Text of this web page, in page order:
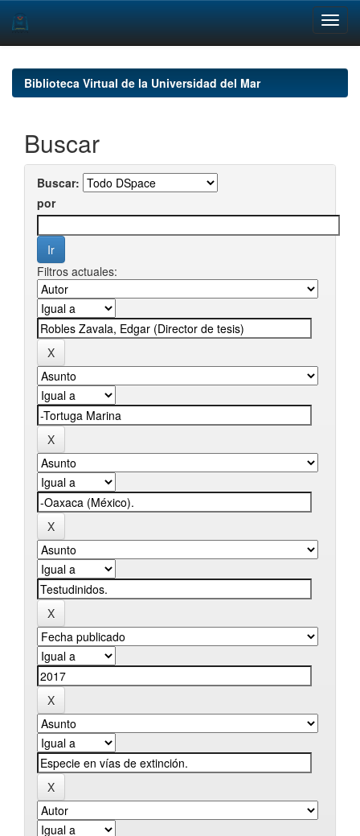
navigationBiblioteca Virtual de la Universidad del Mar
Buscar
Buscar:
por
Filtros actuales: